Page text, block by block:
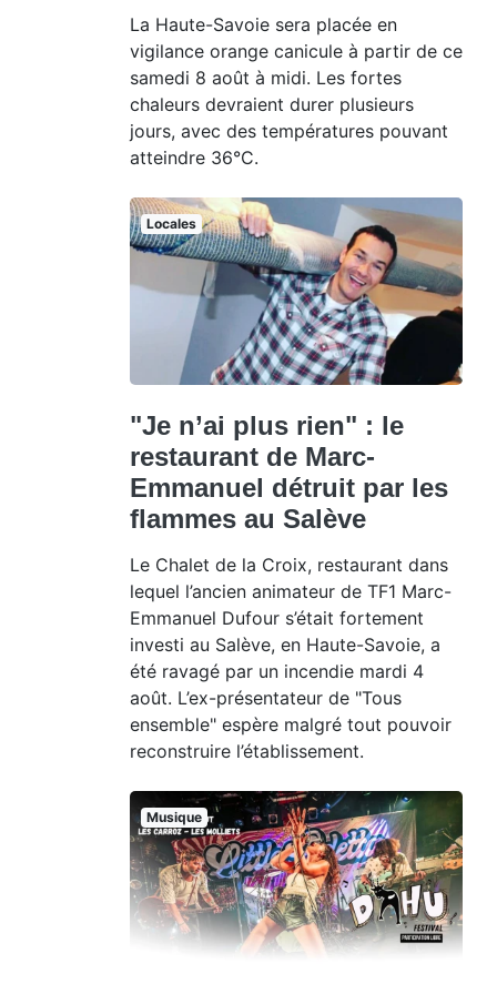
La Haute-Savoie sera placée en
vigilance orange canicule à partir de ce
samedi 8 août à midi. Les fortes
chaleurs devraient durer plusieurs
jours, avec des températures pouvant
atteindre 36°C.
Locales
"Je n’ai plus rien" : le
restaurant de Marc-
Emmanuel détruit par les
flammes au Salève
Le Chalet de la Croix, restaurant dans
lequel l’ancien animateur de TF1 Marc-
Emmanuel Dufour s’était fortement
investi au Salève, en Haute-Savoie, a
été ravagé par un incendie mardi 4
août. L’ex-présentateur de "Tous
ensemble" espère malgré tout pouvoir
reconstruire l’établissement.
Musique